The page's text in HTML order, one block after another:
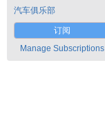
汽车俱乐部
订阅
Manage Subscriptions